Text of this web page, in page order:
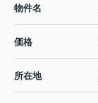
物件名
価格
所在地